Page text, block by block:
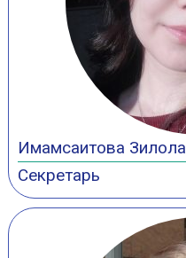
Имамсаитова Зилола
Секретарь